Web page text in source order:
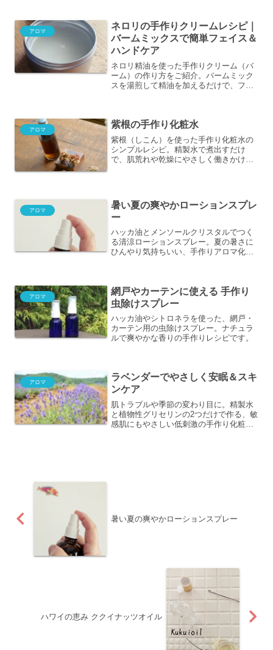
アロマ
ネロリの手作りクリームレシピ｜
バームミックスで簡単フェイス＆
ハンドケア
ネロリ精油を使った手作りクリーム（バ
ーム）の作り方をご紹介。バームミック
スを湯煎して精油を加えるだけで、フェ
説。
アロマ 紫根の手作り化粧水
紫根（しこん）を使った手作り化粧水の
シンプルレシピ。精製水で煮出すだけ
で、肌荒れや乾燥にやさしく働きかける
アロマ
暑い夏の爽やかローションスプレ
ー
ハッカ油とメンソールクリスタルでつく
る清涼ローションスプレー。夏の暑さに
ひんやり気持ちいい、手作りアロマ化粧
アロマ
網戸やカーテンに使える 手作り
虫除けスプレー
ハッカ油やシトロネラを使った、網戸・
カーテン用の虫除けスプレー。ナチュラ
ルで爽やかな香りの手作りレシピです。
アロマ
ラベンダーでやさしく安眠＆スキ
ンケア
肌トラブルや季節の変わり目に。精製水
と植物性グリセリンの2つだけで作る、敏
感肌にもやさしい低刺激の手作り化粧水
暑い夏の爽やかローションスプレー
ハワイの恵み ククイナッツオイル